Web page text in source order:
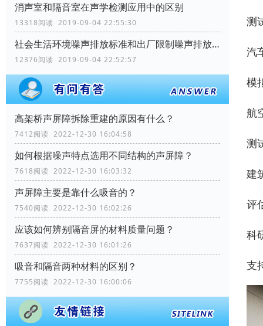
消声室和隔音室在声学检测应用中的区别
13318阅读 2019-09-04 22:55:30
社会生活环境噪声排放标准和出厂限制噪声排放标准
12376阅读 2019-09-04 22:52:57
高架桥声屏障拆除重建的原因有什么？
7412阅读 2022-12-30 16:04:58
如何根据噪声特点选用不同结构的声屏障？
7618阅读 2022-12-30 16:03:32
声屏障主要是靠什么吸音的？
7540阅读 2022-12-30 16:02:26
应该如何辨别隔音屏的材料质量问题？
7637阅读 2022-12-30 16:01:26
吸音和隔音两种材料的区别？
7755阅读 2022-12-30 16:00:06
测
汽
模
航
测
建
评
科
支